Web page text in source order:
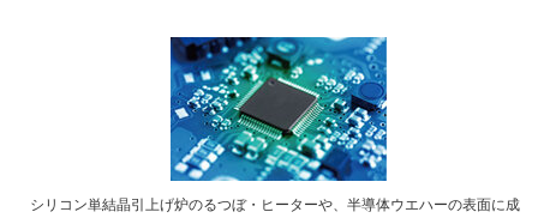
シリコン単結晶引上げ炉のるつぼ・ヒーターや、半導体ウエハーの表面に成